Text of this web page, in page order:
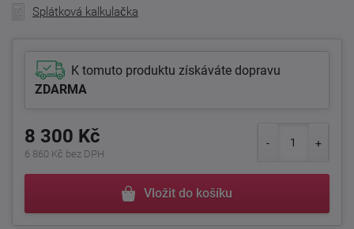
Splátková kalkulačka
K tomuto produktu získáváte dopravu
ZDARMA
8 300 Kč
6 860 Kč bez DPH
Vložit do košíku